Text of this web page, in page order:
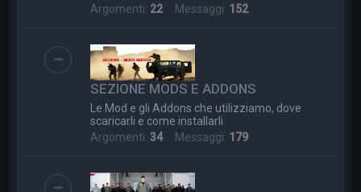
Argomenti: 22Messaggi: 152
SEZIONE MODS E ADDONS
Le Mod e gli Addons che utilizziamo, dove
scaricarli e come installarli
Argomenti:34Messaggi: 179